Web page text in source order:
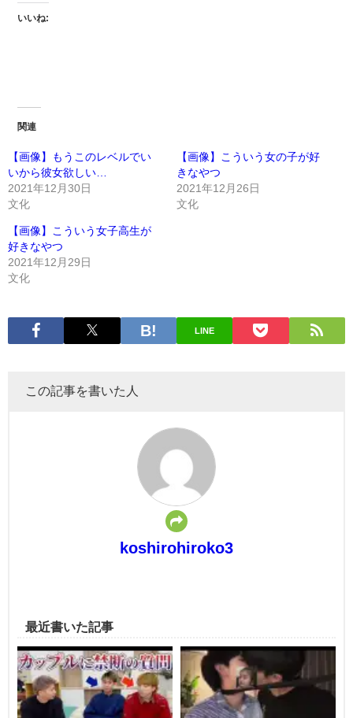
いいね:
関連
【画像】もうこのレベルでい
いから彼女欲しい…
2021年12月30日
文化
【画像】こういう女の子が好
きなやつ
2021年12月26日
文化
【画像】こういう女子高生が
好きなやつ
2021年12月29日
文化
LINE
この記事を書いた人
koshirohiroko3
最近書いた記事